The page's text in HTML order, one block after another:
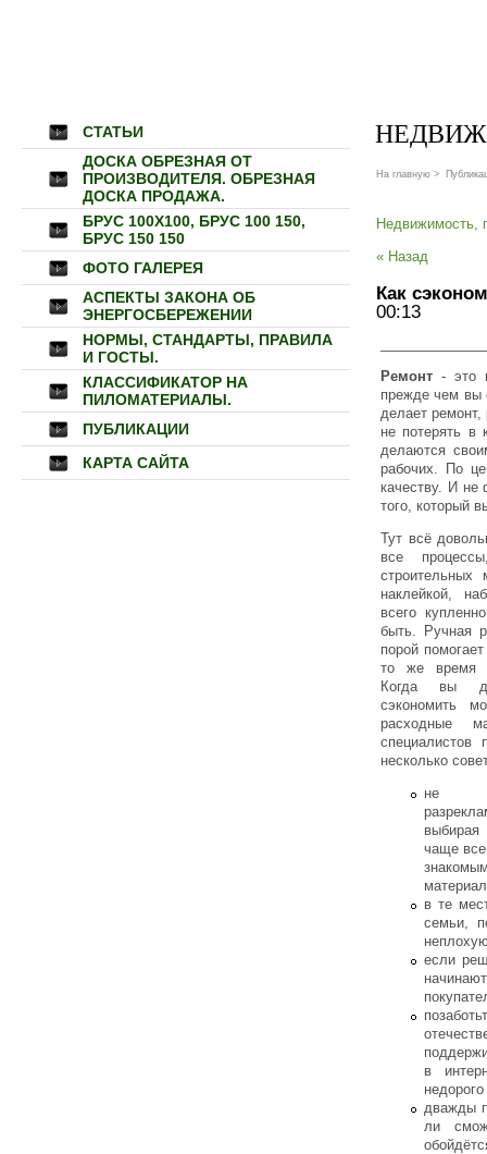
СТАТЬИ
ДОСКА ОБРЕЗНАЯ ОТ
ПРОИЗВОДИТЕЛЯ. ОБРЕЗНАЯ
ДОСКА ПРОДАЖА.
БРУС 100Х100, БРУС 100 150,
БРУС 150 150
ФОТО ГАЛЕРЕЯ
АСПЕКТЫ ЗАКОНА ОБ
ЭНЕРГОСБЕРЕЖЕНИИ
НОРМЫ, СТАНДАРТЫ, ПРАВИЛА
И ГОСТЫ.
КЛАССИФИКАТОР НА
ПИЛОМАТЕРИАЛЫ.
ПУБЛИКАЦИИ
КАРТА САЙТА
На главную >
Недвижимость,
« Назад
Как
00:13
Ремонт - это
прежде чем вы
делает ремонт,
не потерять в
делаются
рабочих. По
качеству. И не
того, который
Тут всё
все
строительных
наклейкой,
всего
быть. Ручная
порой
то же время
Когда вы
сэкономить
расходные
специалистов
несколько
не
чаще
в те
семьи,
если
в
дважды
ли